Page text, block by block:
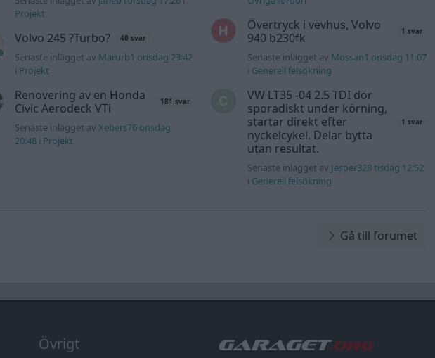
Projekt
Volvo 245 ?Turbo? 40 svar
Senaste inlägget av Marurb1 onsdag 23:42
i Projekt
Renovering av en Honda
Civic Aerodeck VTi
181 svar
Senaste inlägget av Xebers76 onsdag
20:48i Projekt
Övertryck i vevhus, Volvo
940 b230fk
1 svar
Senaste inlägget av Mossan1 onsdag 11:07
i Generell felsökning
VW LT35 -04 2.5 TDI dör
sporadiskt under körning,
startar direkt efter
nyckelcykel. Delar bytta
utan resultat.
1 svar
Senaste inlägget av Jesper328 tisdag 12:52
i Generell felsökning
Gå till forumet
Övrigt